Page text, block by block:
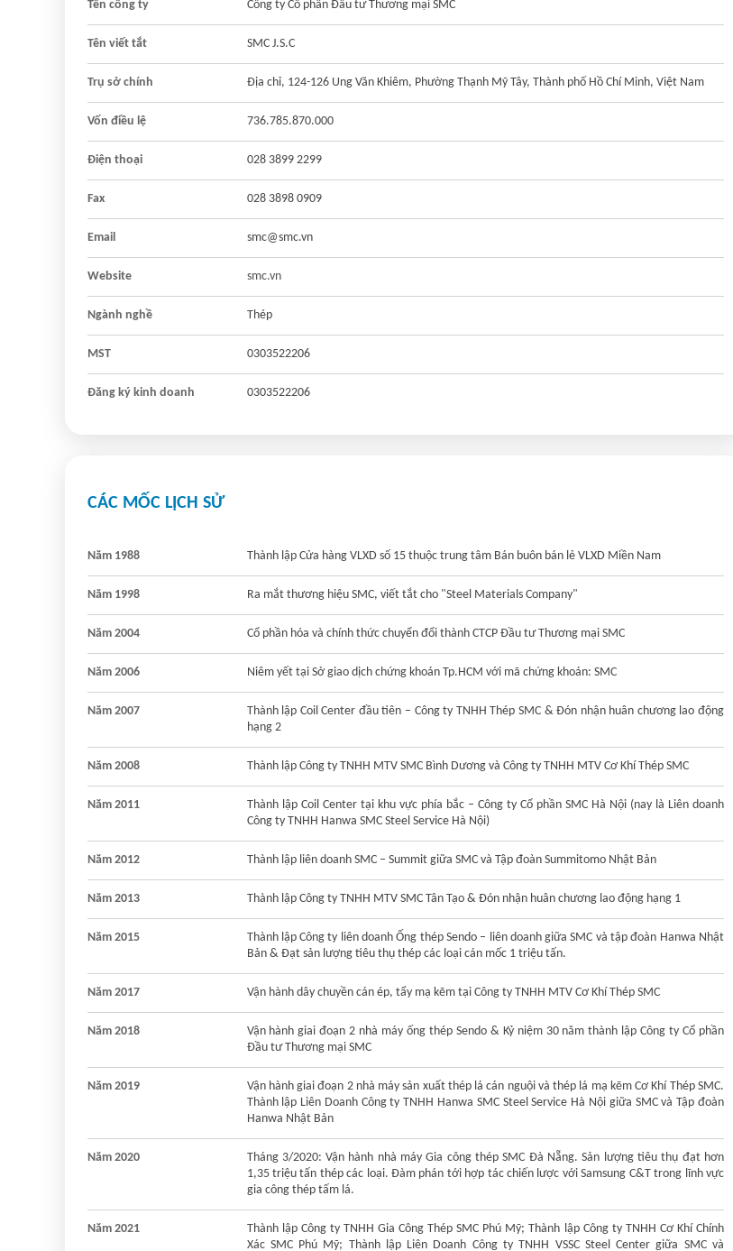
Tên công ty Công ty Cổ phần Đầu tư Thương mại SMC
Tên viết tắt SMC J.S.C
Trụ sở chính Địa chỉ, 124-126 Ung Văn Khiêm, Phường Thạnh Mỹ Tây, Thành phố Hồ Chí Minh, Việt Nam
Vốn điều lệ 736.785.870.000
Điện thoại 028 3899 2299
Fax 028 3898 0909
Email smc@smc.vn
Website smc.vn
Ngành nghề Thép
MST 0303522206
Đăng ký kinh doanh 0303522206
CÁC MỐC LỊCH SỬ
Năm 1988 Thành lập Cửa hàng VLXD số 15 thuộc trung tâm Bán buôn bán lẻ VLXD Miền Nam
Năm 1998 Ra mắt thương hiệu SMC, viết tắt cho "Steel Materials Company"
Năm 2004 Cổ phần hóa và chính thức chuyển đổi thành CTCP Đầu tư Thương mại SMC
Năm 2006 Niêm yết tại Sở giao dịch chứng khoán Tp.HCM với mã chứng khoán: SMC
Năm 2007
Thành lập Coil Center đầu tiên – Công ty TNHH Thép SMC & Đón nhận huân chương lao động
hạng 2
Năm 2008 Thành lập Công ty TNHH MTV SMC Bình Dương và Công ty TNHH MTV Cơ Khí Thép SMC
Năm 2011
Thành lập Coil Center tại khu vực phía bắc – Công ty Cổ phần SMC Hà Nội (nay là Liên doanh
Công ty TNHH Hanwa SMC Steel Service Hà Nội)
Năm 2012 Thành lập liên doanh SMC – Summit giữa SMC và Tập đoàn Summitomo Nhật Bản
Năm 2013 Thành lập Công ty TNHH MTV SMC Tân Tạo & Đón nhận huân chương lao động hạng 1
Năm 2015
Thành lập Công ty liên doanh Ống thép Sendo – liên doanh giữa SMC và tập đoàn Hanwa Nhật
Bản & Đạt sản lượng tiêu thụ thép các loại cán mốc 1 triệu tấn.
Năm 2017 Vận hành dây chuyền cán ép, tẩy mạ kẽm tại Công ty TNHH MTV Cơ Khí Thép SMC
Năm 2018
Vận hành giai đoạn 2 nhà máy ống thép Sendo & Kỷ niệm 30 năm thành lập Công ty Cổ phần
Đầu tư Thương mại SMC
Năm 2019
Vận hành giai đoạn 2 nhà máy sản xuất thép lá cán nguội và thép lá mạ kẽm Cơ Khí Thép SMC.
Thành lập Liên Doanh Công ty TNHH Hanwa SMC Steel Service Hà Nội giữa SMC và Tập đoàn
Hanwa Nhật Bản
Năm 2020
Tháng 3/2020: Vận hành nhà máy Gia công thép SMC Đà Nẵng. Sản lượng tiêu thụ đạt hơn
1,35 triệu tấn thép các loại. Đàm phán tới hợp tác chiến lược với Samsung C&T trong lĩnh vực
gia công thép tấm lá.
Năm 2021
Thành lập Công ty TNHH Gia Công Thép SMC Phú Mỹ; Thành lập Công ty TNHH Cơ Khí Chính
Xác SMC Phú Mỹ; Thành lập Liên Doanh Công ty TNHH VSSC Steel Center giữa SMC và